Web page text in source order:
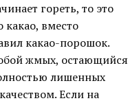
гореть, то это
какао, вместо
какао-порошок.
жмых, остающийся
лишенных
Если на